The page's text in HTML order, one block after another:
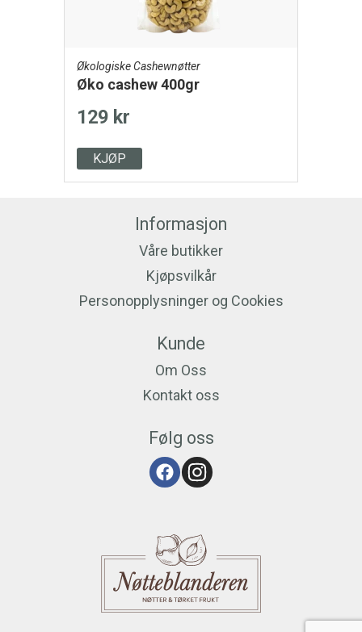
Økologiske Cashewnøtter
Øko cashew 400gr
129 kr
KJØP
Informasjon
Våre butikker
Kjøpsvilkår
Personopplysninger og Cookies
Kunde
Om Oss
Kontakt oss
Følg oss